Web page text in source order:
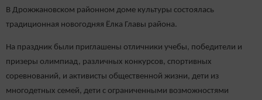
В Дрожжановском районном доме культуры состоялась
традиционная новогодняя Ёлка Главы района.
На праздник были приглашены отличники учебы, победители и
призеры олимпиад, различных конкурсов, спортивных
соревнований, и активисты общественной жизни, дети из
многодетных семей, дети с ограниченными возможностями